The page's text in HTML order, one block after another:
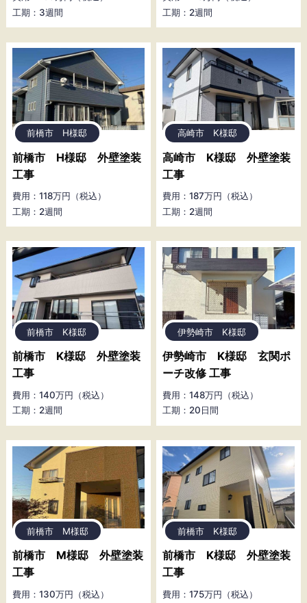
工期：3週間
工期：2週間
前橋市 H様邸
前橋市 H様邸 外壁塗装
工事
費用：118万円（税込）
工期：2週間
高崎市 K様邸
高崎市 K様邸 外壁塗装
工事
費用：187万円（税込）
工期：2週間
前橋市 K様邸
前橋市 K様邸 外壁塗装
工事
費用：140万円（税込）
工期：2週間
伊勢崎市 K様邸
伊勢崎市 K様邸 玄関ポ
ーチ改修 工事
費用：148万円（税込）
工期：20日間
前橋市 M様邸
前橋市 M様邸 外壁塗装
工事
費用：130万円（税込）
前橋市 K様邸
前橋市 K様邸 外壁塗装
工事
費用：175万円（税込）